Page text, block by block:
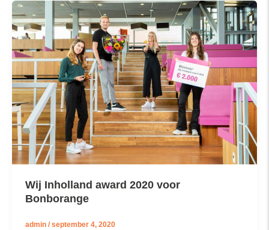
Wij Inholland award 2020 voor
Bonborange
admin /september 4, 2020